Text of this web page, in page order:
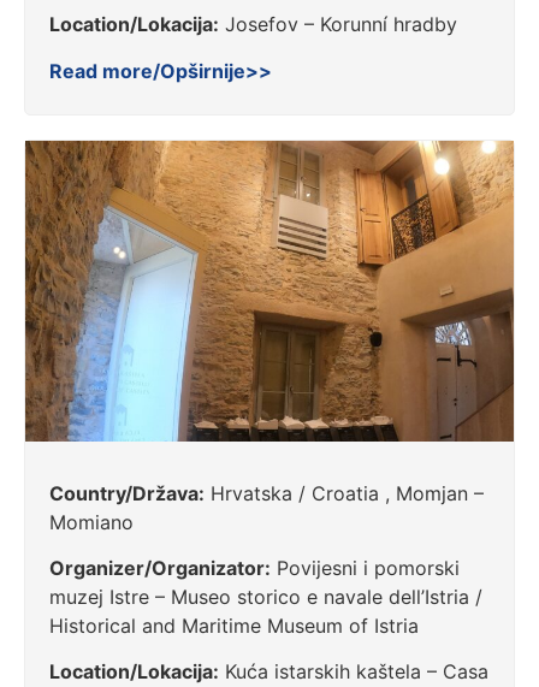
Location/Lokacija: Josefov – Korunní hradby
Read more/Opširnije>>
Country/Država: Hrvatska / Croatia , Momjan –
Momiano
Organizer/Organizator: Povijesni i pomorski
muzej Istre – Museo storico e navale dell’Istria /
Historical and Maritime Museum of Istria
Location/Lokacija: Kuća istarskih kaštela – Casa